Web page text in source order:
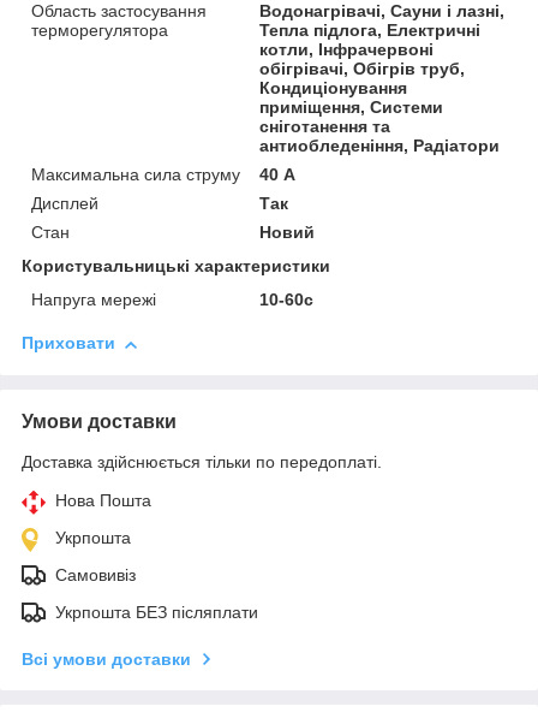
Область застосування
терморегулятора
Водонагрівачі, Сауни і лазні,
Тепла підлога, Електричні
котли, Інфрачервоні
обігрівачі, Обігрів труб,
Кондиціонування
приміщення, Системи
сніготанення та
антиобледеніння, Радіатори
Максимальна сила струму
40 А
Дисплей
Так
Стан
Новий
Користувальницькі характеристики
Напруга мережі
10-60с
Приховати
Умови доставки
Доставка здійснюється тільки по передоплаті.
Нова Пошта
Укрпошта
Самовивіз
Укрпошта БЕЗ післяплати
Всі умови доставки